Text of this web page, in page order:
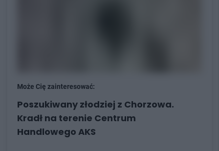
Może Cię zainteresować:
Poszukiwany złodziej z Chorzowa.
Kradł na terenie Centrum
Handlowego AKS